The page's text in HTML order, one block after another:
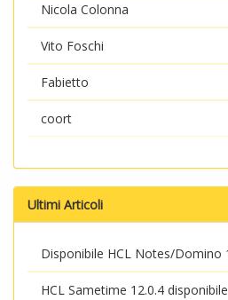
Nicola Colonna
Vito Foschi
Fabietto
coort
Ultimi Articoli
Disponibile HCL Notes/Domino
HCL Sametime 12.0.4 disponibile